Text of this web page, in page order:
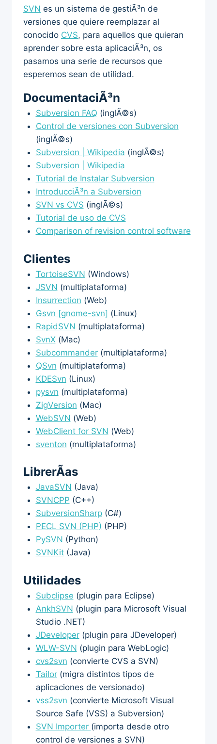
SVN es un sistema de gestiÃ³n de
versiones que quiere reemplazar al
conocido CVS, para aquellos que quieran
aprender sobre esta aplicaciÃ³n, os
pasamos una serie de recursos que
esperemos sean de utilidad.
DocumentaciÃ³n
Subversion FAQ (inglÃ©s)
Control de versiones con Subversion
(inglÃ©s)
Subversion | Wikipedia (inglÃ©s)
Subversion | Wikipedia
Tutorial de Instalar Subversion
IntroducciÃ³n a Subversion
SVN vs CVS (inglÃ©s)
Tutorial de uso de CVS
Comparison of revision control software
Clientes
TortoiseSVN (Windows)
JSVN (multiplataforma)
Insurrection (Web)
Gsvn [gnome-svn] (Linux)
RapidSVN (multiplataforma)
SvnX(Mac)
Subcommander(multiplataforma)
QSvn (multiplataforma)
KDESvn (Linux)
pysvn (multiplataforma)
ZigVersion (Mac)
WebSVN (Web)
WebClient for SVN (Web)
sventon (multiplataforma)
LibrerÃ­as
JavaSVN (Java)
SVNCPP (C++)
SubversionSharp(C#)
PECL SVN (PHP) (PHP)
PySVN (Python)
SVNKit(Java)
Utilidades
Subclipse (plugin para Eclipse)
AnkhSVN (plugin para Microsoft Visual
Studio .NET)
JDeveloper(plugin para JDeveloper)
WLW-SVN (plugin para WebLogic)
cvs2svn (convierte CVS a SVN)
Tailor(migra distintos tipos de
aplicaciones de versionado)
vss2svn (convierte Microsoft Visual
Source Safe (VSS) a Subversion)
SVN Importer (importa desde otro
control de versiones a SVN)